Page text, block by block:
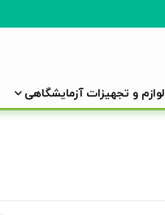
لوازم و تجهیزات آزمایشگاهی